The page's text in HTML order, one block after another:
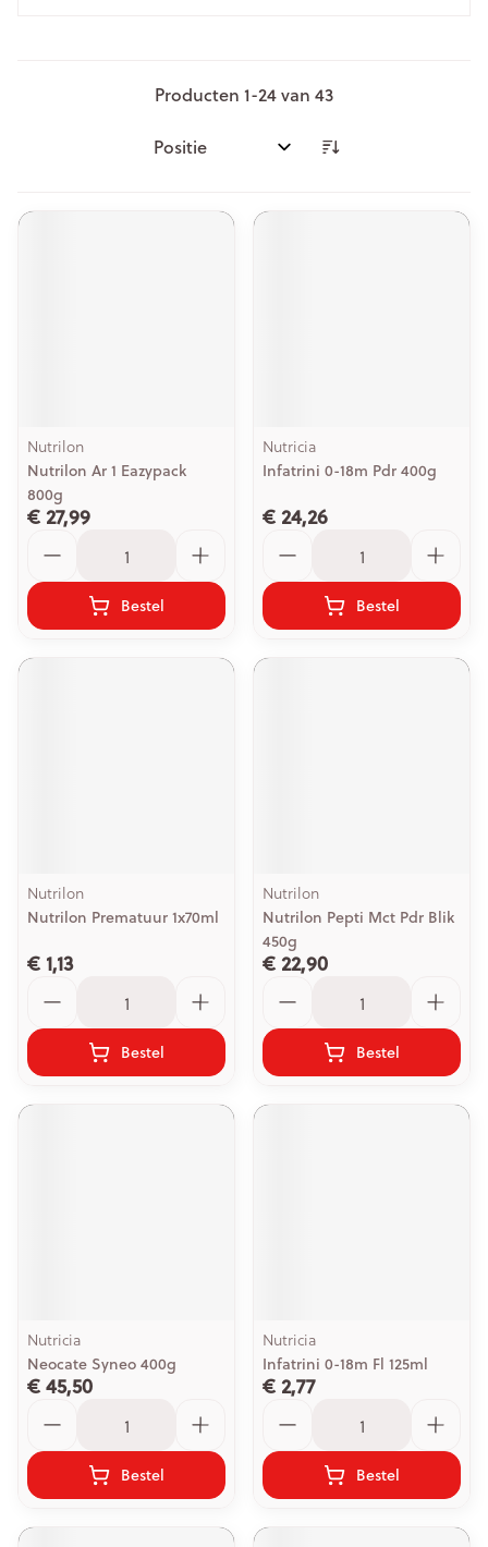
Producten 1-24van 43
Sorteer op:
Nutrilon
Nutrilon Ar 1 Eazypack
800g
€ 27,99
Bestel
Nutricia
Infatrini 0-18m Pdr 400g
€ 24,26
Bestel
Nutrilon
Nutrilon Prematuur 1x70ml
€ 1,13
Bestel
Nutrilon
Nutrilon Pepti Mct Pdr Blik
450g
€ 22,90
Bestel
Nutricia
Neocate Syneo 400g
€ 45,50
Bestel
Nutricia
Infatrini 0-18m Fl 125ml
€ 2,77
Bestel